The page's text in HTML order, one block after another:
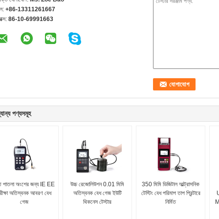
+86-13311261667
86-10-69991663
পণ্যসমূহ
পাতলা অংশের জন্য IE EE
অতিস্বনক আবরণ বেধ
গেজ
উচ্চ রেজোলিউশন 0.01 মিমি
অতিস্বনক বেধ গেজ ইউটি
থিকনেস টেস্টার
350 মিমি ডিজিটাল আল্ট্রাসনিক
টেস্টিং বেধ পরিমাপ তাপ প্রিন্টারে
নির্মিত